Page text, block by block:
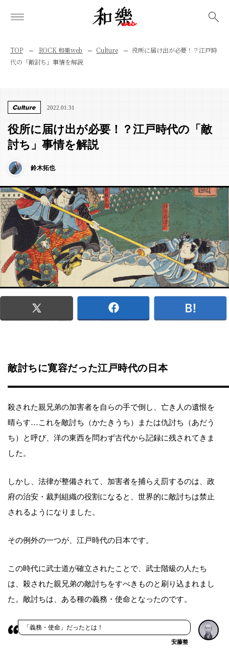
TOP ROCK 和樂web Culture
役所に届け出が必要！？江戸時
代の「敵討ち」事情を解説
Culture 2022.01.31
役所に届け出が必要！？江戸時代の「敵
討ち」事情を解説
鈴木拓也
敵討ちに寛容だった江戸時代の日本
殺された親兄弟の加害者を自らの手で倒し、亡き人の遺恨を
晴らす…これを敵討ち（かたきうち）または仇討ち（あだう
ち）と呼び、洋の東西を問わず古代から記録に残されてきま
した。
しかし、法律が整備されて、加害者を捕らえ罰するのは、政
府の治安・裁判組織の役割になると、世界的に敵討ちは禁止
されるようになりました。
その例外の一つが、江戸時代の日本です。
この時代に武士道が確立されたことで、武士階級の人たち
は、殺された親兄弟の敵討ちをすべきものと刷り込まれまし
た。敵討ちは、ある種の義務・使命となったのです。
「義務・使命」だったとは！
安藤整